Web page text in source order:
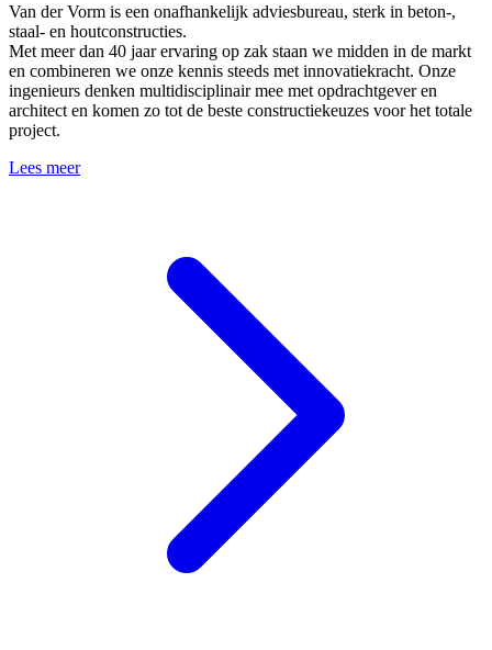
Van der Vorm is een onafhankelijk adviesbureau, sterk in beton-,
staal- en houtconstructies.
Met meer dan 40 jaar ervaring op zak staan we midden in de markt
en combineren we onze kennis steeds met innovatiekracht. Onze
ingenieurs denken multidisciplinair mee met opdrachtgever en
architect en komen zo tot de beste constructiekeuzes voor het totale
project.
Lees meer